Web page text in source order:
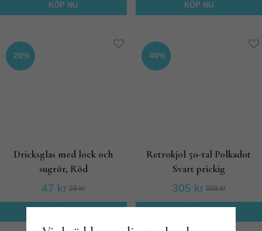
KÖP NU KÖP NU
20%
Dricksglas med lock och
sugrör, Röd
47 kr 59 kr
40%
Retrokjol 50-tal Polkadot
Svart prickig
305 kr 509 kr